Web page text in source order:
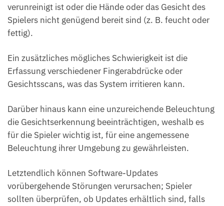
verunreinigt ist oder die Hände oder das Gesicht des
Spielers nicht genügend bereit sind (z. B. feucht oder
fettig).
Ein zusätzliches mögliches Schwierigkeit ist die
Erfassung verschiedener Fingerabdrücke oder
Gesichtsscans, was das System irritieren kann.
Darüber hinaus kann eine unzureichende Beleuchtung
die Gesichtserkennung beeinträchtigen, weshalb es
für die Spieler wichtig ist, für eine angemessene
Beleuchtung ihrer Umgebung zu gewährleisten.
Letztendlich können Software-Updates
vorübergehende Störungen verursachen; Spieler
sollten überprüfen, ob Updates erhältlich sind, falls